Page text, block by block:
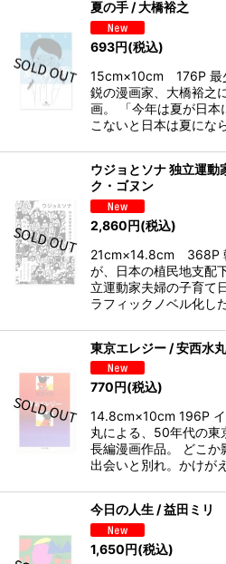
夏の手 / 大橋裕之
693円(税込)
15cm×10cm 176P 最
鋭の漫画家、大橋裕之
画。 「今年は夏が日本
こないと日本は夏にな
ウジョとソナ 独立運動
ク・ゴヌン
2,860円(税込)
21cm×14.8cm 368P
が、日本の植民地支配
立運動家夫婦の子育て
ラフィックノベル化し
東京エレジー / 安西水丸
770円(税込)
14.8cm×10cm 196P
丸による、50年代の東
長編漫画作品。 どこか
出会いと別れ。かけが
今日の人生 / 益田ミリ
1,650円(税込)